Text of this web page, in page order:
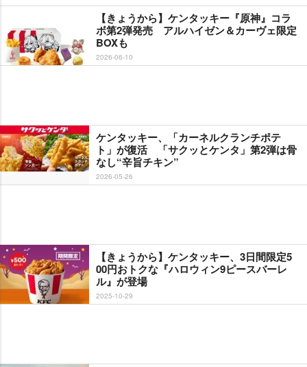
【きょうから】ケンタッキー『原神』コラ
ボ第2弾発売 アルハイゼン＆カーヴェ限定
BOXも
2026-06-10
ケンタッキー、「カーネルクランチポテ
ト」が復活 「サクッとケンタ」第2弾は骨
なし“辛旨チキン”
2026-05-26
【きょうから】ケンタッキー、3日間限定5
00円おトクな『ハロウィン9ピースバーレ
ル』が登場
2025-10-29